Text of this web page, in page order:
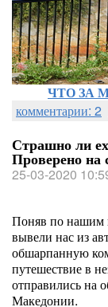
ЧТО ЗА
комментарии: 2
Страшно ли
Проверено на
25-03-2020
Поняв по нашим
вывели нас из
обшарпанную
путешествие в
отправились на
Македонии.